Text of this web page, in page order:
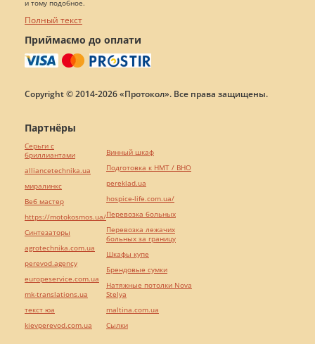
и тому подобное.
Полный текст
Приймаємо до оплати
Copyright © 2014-2026 «Протокол». Все права защищены.
Партнёры
Серьги с
бриллиантами
alliancetechnika.ua
миралинкс
Веб мастер
https://motokosmos.ua/
Синтезаторы
agrotechnika.com.ua
perevod.agency
europeservice.com.ua
mk-translations.ua
текст юа
kievperevod.com.ua
Винный шкаф
Подготовка к НМТ / ВНО
pereklad.ua
hospice-life.com.ua/
Перевозка больных
Перевозка лежачих
больных за границу
Шкафы купе
Брендовые сумки
Натяжные потолки Nova
Stelya
maltina.com.ua
Cылки